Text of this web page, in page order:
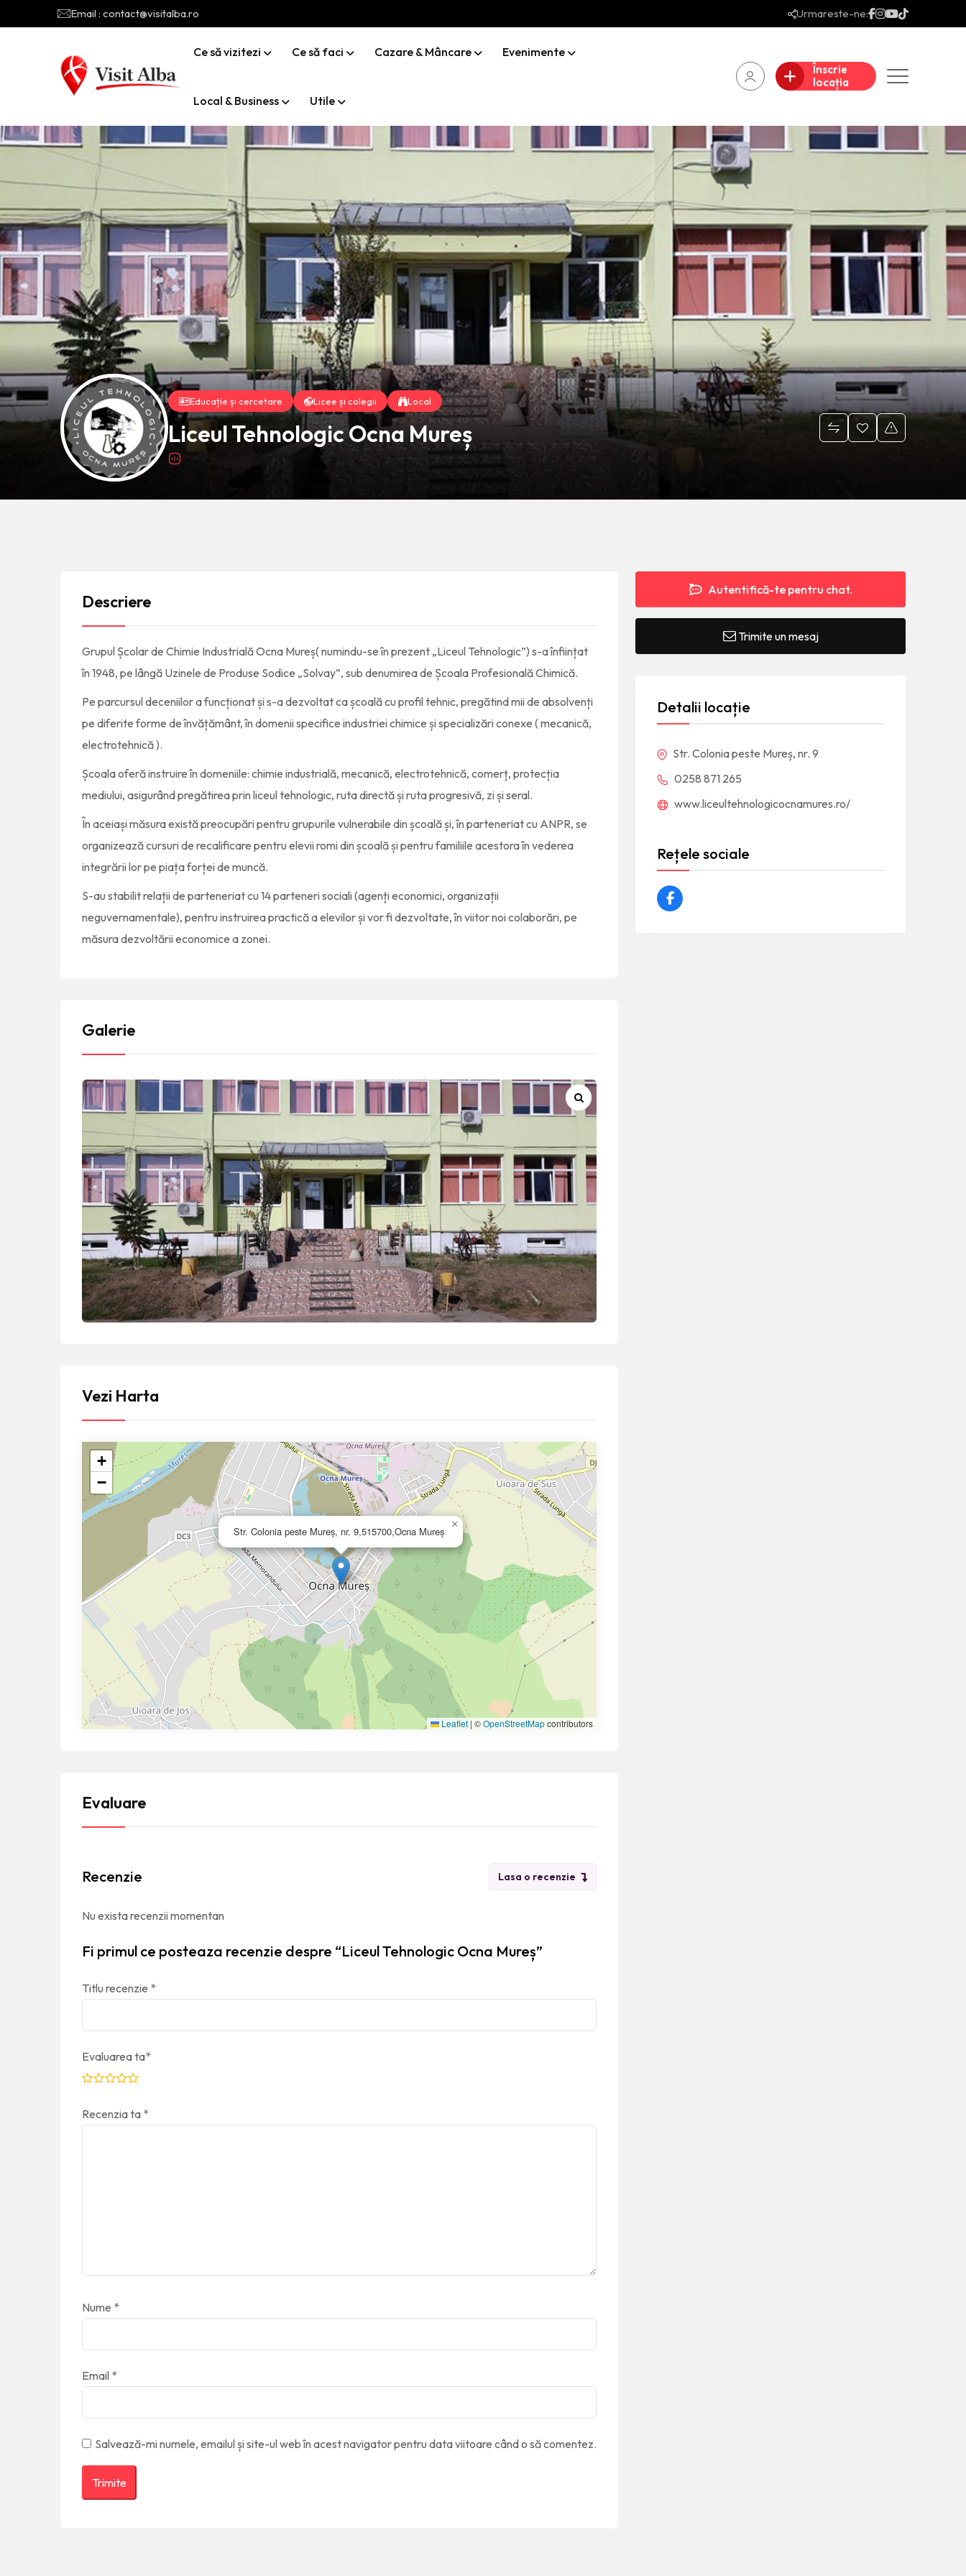
Email : contact@visitalba.ro Urmareste-ne:
Ce să vizitezi Ce să faci Cazare & Mâncare Evenimente
Local & Business Utile
Înscrie
locația
Educație și cercetare Licee și colegii Local
Liceul Tehnologic Ocna Mureș
Descriere
Grupul Școlar de Chimie Industrială Ocna Mureș( numindu-se în prezent „Liceul Tehnologic”) s-a înființat
în 1948, pe lângă Uzinele de Produse Sodice „Solvay”, sub denumirea de Școala Profesională Chimică.
Pe parcursul deceniilor a funcționat și s-a dezvoltat ca școală cu profil tehnic, pregătind mii de absolvenți
pe diferite forme de învățământ, în domenii specifice industriei chimice și specializări conexe ( mecanică,
electrotehnică ).
Școala oferă instruire în domeniile: chimie industrială, mecanică, electrotehnică, comerț, protecția
mediului, asigurând pregătirea prin liceul tehnologic, ruta directă și ruta progresivă, zi și seral.
În aceiași măsura există preocupări pentru grupurile vulnerabile din școală și, în parteneriat cu ANPR, se
organizează cursuri de recalificare pentru elevii romi din școală și pentru familiile acestora în vederea
integrării lor pe piața forței de muncă.
S-au stabilit relații de parteneriat cu 14 parteneri sociali (agenți economici, organizații
neguvernamentale), pentru instruirea practică a elevilor și vor fi dezvoltate, în viitor noi colaborări, pe
măsura dezvoltării economice a zonei.
Galerie
Vezi Harta
Str. Colonia peste Mureș, nr. 9,515700,Ocna Mureș
×
+
−
Leaflet | ©OpenStreetMapcontributors
Evaluare
Recenzie Lasa o recenzie
Nu exista recenzii momentan
Fi primul ce posteaza recenzie despre “Liceul Tehnologic Ocna Mureș”
Titlu recenzie *
Evaluarea ta*
Recenzia ta *
Nume *
Email *
Salvează-mi numele, emailul și site-ul web în acest navigator pentru data viitoare când o să comentez.
Autentifică-te pentru chat.
Trimite un mesaj
Detalii locație
Str. Colonia peste Mureș, nr. 9
0258 871 265
www.liceultehnologicocnamures.ro/
Rețele sociale